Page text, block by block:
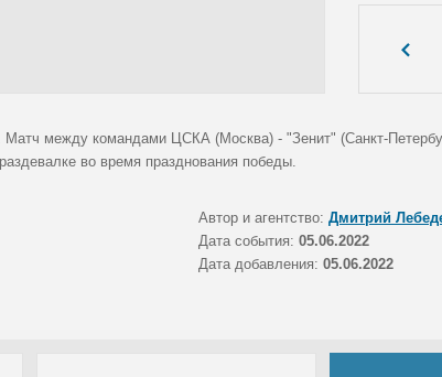
между командами ЦСКА (Москва) - "Зенит" (Санкт-
во время празднования победы.
Автор и агентство: Дмитрий
Дата события: 05.06.2022
Дата добавления: 05.06.2022